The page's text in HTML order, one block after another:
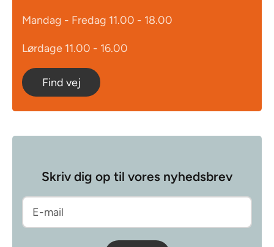
Mandag - Fredag 11.00 - 18.00
Lørdage 11.00 - 16.00
Find vej
Skriv dig op til vores nyhedsbrev